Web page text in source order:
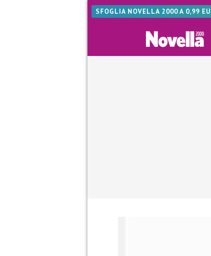
SFOGLIA NOVELLA 2000 A 0,99